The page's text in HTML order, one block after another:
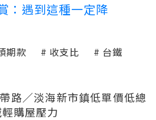
：遇到這種一定降
期款 收支比 台鐵
路／淡海新市鎮低單價低總
購屋壓力